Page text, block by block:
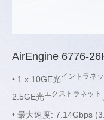
AirEngine 6776-
• 1 x 10GE光イントラネッ
2.5GE光エクストラネット
• 最大速度: 7.14Gbps